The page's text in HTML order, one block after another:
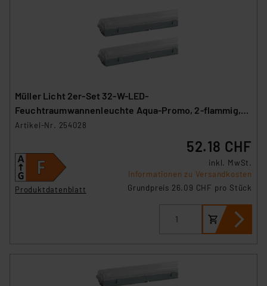
Müller Licht 2er-Set 32-W-LED-
Feuchtraumwannenleuchte Aqua-Promo, 2-flammig,
3360 lm, 4000 K, 120 cm
Artikel-Nr. 254028
Produktdatenblatt
52.18 CHF
inkl. MwSt.
Informationen zu Versandkosten
Grundpreis 26.09 CHF pro Stück